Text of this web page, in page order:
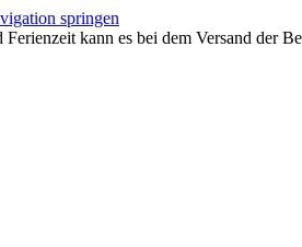
springen
kann es bei dem Versand der